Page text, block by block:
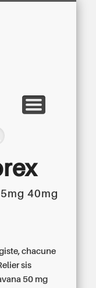
40mg
chacune
sis
50 mg